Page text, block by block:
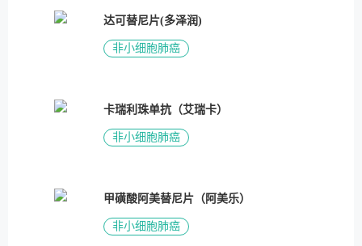
达可替尼片(多泽润)
非小细胞肺癌
卡瑞利珠单抗（艾瑞卡）
非小细胞肺癌
甲磺酸阿美替尼片（阿美乐）
非小细胞肺癌